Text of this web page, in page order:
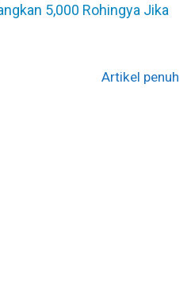
5,000 Rohingya Jika
Artikel penuh